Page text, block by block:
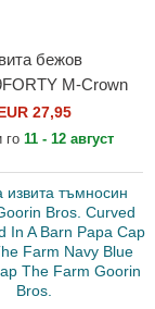
бежов
M-Crown
на Los Angeles
от New Era
27,95
го 11 - 12 август